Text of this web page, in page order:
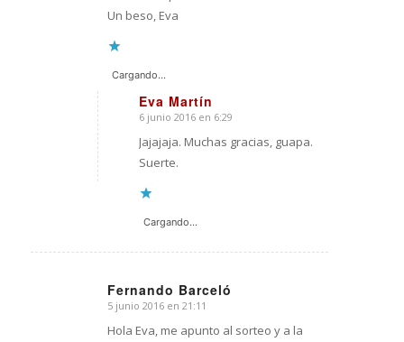
Un beso, Eva
Cargando...
Eva Martín
Dice:
6 junio 2016 en 6:29
Jajajaja. Muchas gracias, guapa.
Suerte.
Cargando...
Fernando Barceló
Dice:
5 junio 2016 en 21:11
Hola Eva, me apunto al sorteo y a la